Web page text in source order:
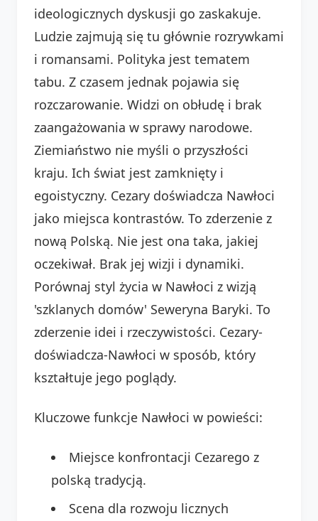
ideologicznych dyskusji go zaskakuje.
Ludzie zajmują się tu głównie rozrywkami
i romansami. Polityka jest tematem
tabu. Z czasem jednak pojawia się
rozczarowanie. Widzi on obłudę i brak
zaangażowania w sprawy narodowe.
Ziemiaństwo nie myśli o przyszłości
kraju. Ich świat jest zamknięty i
egoistyczny. Cezary doświadcza Nawłoci
jako miejsca kontrastów. To zderzenie z
nową Polską. Nie jest ona taka, jakiej
oczekiwał. Brak jej wizji i dynamiki.
Porównaj styl życia w Nawłoci z wizją
'szklanych domów' Seweryna Baryki. To
zderzenie idei i rzeczywistości. Cezary-
doświadcza-Nawłoci w sposób, który
kształtuje jego poglądy.
Kluczowe funkcje Nawłoci w powieści:
Miejsce konfrontacji Cezarego z
polską tradycją.
Scena dla rozwoju licznych